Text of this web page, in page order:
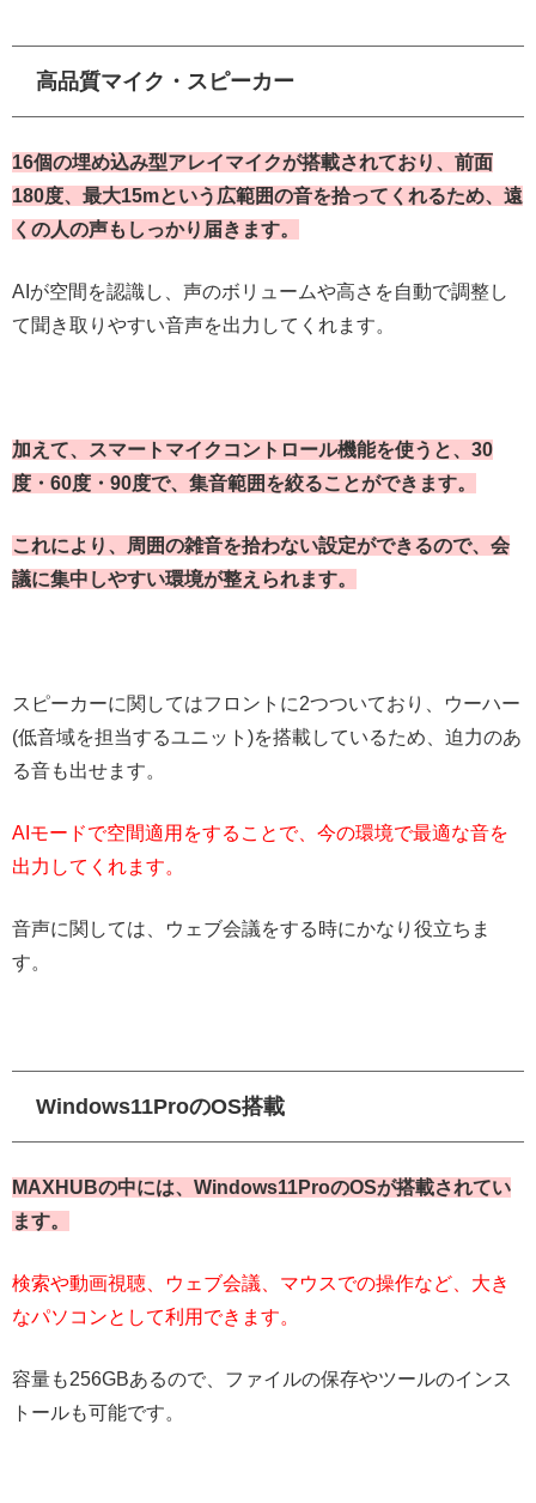
高品質マイク・スピーカー
16個の埋め込み型アレイマイクが搭載されており、前面
180度、最大15mという広範囲の音を拾ってくれるため、遠
くの人の声もしっかり届きます。
AIが空間を認識し、声のボリュームや高さを自動で調整し
て聞き取りやすい音声を出力してくれます。
加えて、スマートマイクコントロール機能を使うと、30
度・60度・90度で、集音範囲を絞ることができます。
これにより、周囲の雑音を拾わない設定ができるので、会
議に集中しやすい環境が整えられます。
スピーカーに関してはフロントに2つついており、ウーハー
(低音域を担当するユニット)を搭載しているため、迫力のあ
る音も出せます。
AIモードで空間適用をすることで、今の環境で最適な音を
出力してくれます。
音声に関しては、ウェブ会議をする時にかなり役立ちま
す。
Windows11ProのOS搭載
MAXHUBの中には、Windows11ProのOSが搭載されてい
ます。
検索や動画視聴、ウェブ会議、マウスでの操作など、大き
なパソコンとして利用できます。
容量も256GBあるので、ファイルの保存やツールのインス
トールも可能です。